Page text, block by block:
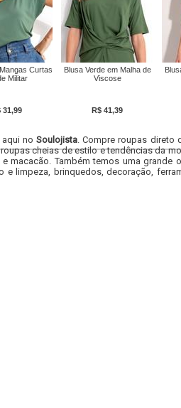
Curtas
Militar
31,99
Blusa Verde em Malha de
Viscose
R$ 41,39
no Soulojista. Compre roupas direto
cheias de estilo e tendências da
macacão. Também temos uma grande
limpeza, brinquedos, decoração,